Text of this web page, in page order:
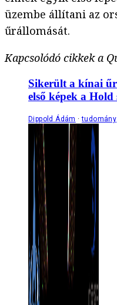
üzembe állítani az
űrállomását.
Kapcsolódó cikkek a
Sikerült a kínai
első képek a
Dippold Ádám tudomány